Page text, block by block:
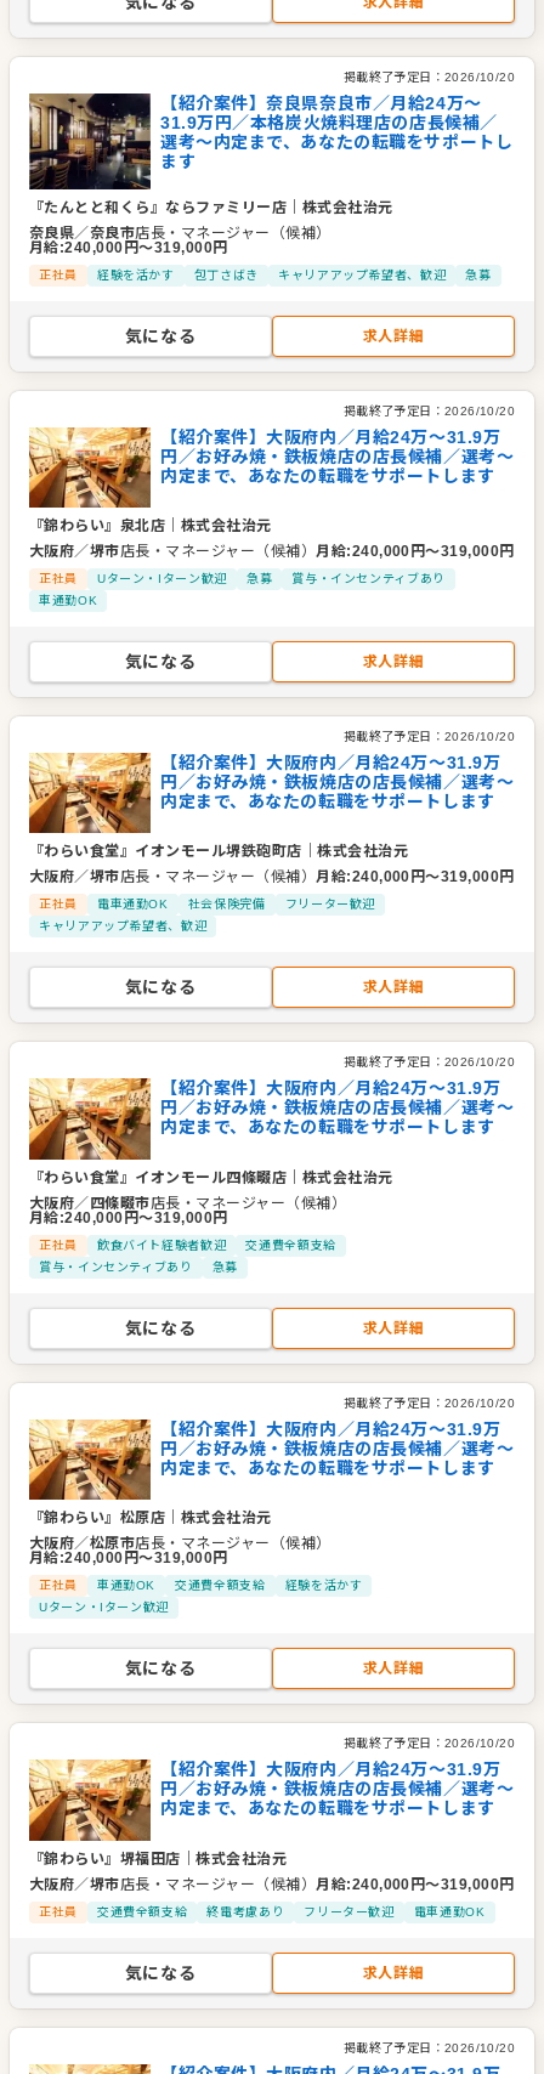
掲載終了予定日： 2026/10/20
【紹介案件】奈良県奈良市／月給24万〜
31.9万円／本格炭火焼料理店の店長候補／
選考～内定まで、あなたの転職をサポートし
ます
『たんとと和くら』ならファミリー店
株式会社治元
奈良県／奈良市店長・マネージャー（候補）
月給:240,000 円〜319,000円
正社員 経験を活かす 包丁さばき キャリアアップ希望者、歓迎 急募
気になる 求人詳細
掲載終了予定日： 2026/10/20
【紹介案件】大阪府内／月給24万〜31.9万
円／お好み焼・鉄板焼店の店長候補／選考～
内定まで、あなたの転職をサポートします
『錦わらい』泉北店
株式会社治元
大阪府／堺市店長・マネージャー（候補）月給:240,000 円〜319,000円
正社員 Uターン・Iターン歓迎 急募
賞与・インセンティブあり
車通勤OK
気になる 求人詳細
掲載終了予定日： 2026/10/20
【紹介案件】大阪府内／月給24万〜31.9万
円／お好み焼・鉄板焼店の店長候補／選考～
内定まで、あなたの転職をサポートします
『わらい食堂』イオンモール堺鉄砲町店 ｜株式会社治元
大阪府／堺市店長・マネージャー（候補）月給:240,000 円〜319,000円
正社員 電車通勤OK 社会保険完備
フリーター歓迎
キャリアアップ希望者、歓迎
気になる 求人詳細
掲載終了予定日： 2026/10/20
【紹介案件】大阪府内／月給24万〜31.9万
円／お好み焼・鉄板焼店の店長候補／選考～
内定まで、あなたの転職をサポートします
『わらい食堂』イオンモール四條畷店
株式会社治元
大阪府／四條畷市店長・マネージャー（候補）
月給:240,000 円〜319,000円
正社員 飲食バイト経験者歓迎
交通費全額支給
賞与・インセンティブあり
急募
気になる 求人詳細
掲載終了予定日： 2026/10/20
【紹介案件】大阪府内／月給24万〜31.9万
円／お好み焼・鉄板焼店の店長候補／選考～
内定まで、あなたの転職をサポートします
『錦わらい』松原店
株式会社治元
大阪府／松原市店長・マネージャー（候補）
月給:240,000 円〜319,000円
正社員 車通勤OK 交通費全額支給
経験を活かす
Uターン・Iターン歓迎
気になる 求人詳細
掲載終了予定日： 2026/10/20
【紹介案件】大阪府内／月給24万〜31.9万
円／お好み焼・鉄板焼店の店長候補／選考～
内定まで、あなたの転職をサポートします
『錦わらい』堺福田店 ｜株式会社治元
大阪府／堺市店長・マネージャー（候補） 月給:240,000 円〜319,000円
正社員 交通費全額支給 終電考慮あり フリーター歓迎 電車通勤OK
気になる 求人詳細
掲載終了予定日： 2026/10/20